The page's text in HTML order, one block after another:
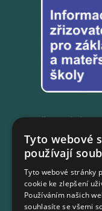
+420558 846
+420702 167
DATOVÁ
7batxeb
Tyto webové
používají
Tyto webové stránky
cookie ke zlepšení
Používáním našich
souhlasíte se všemi